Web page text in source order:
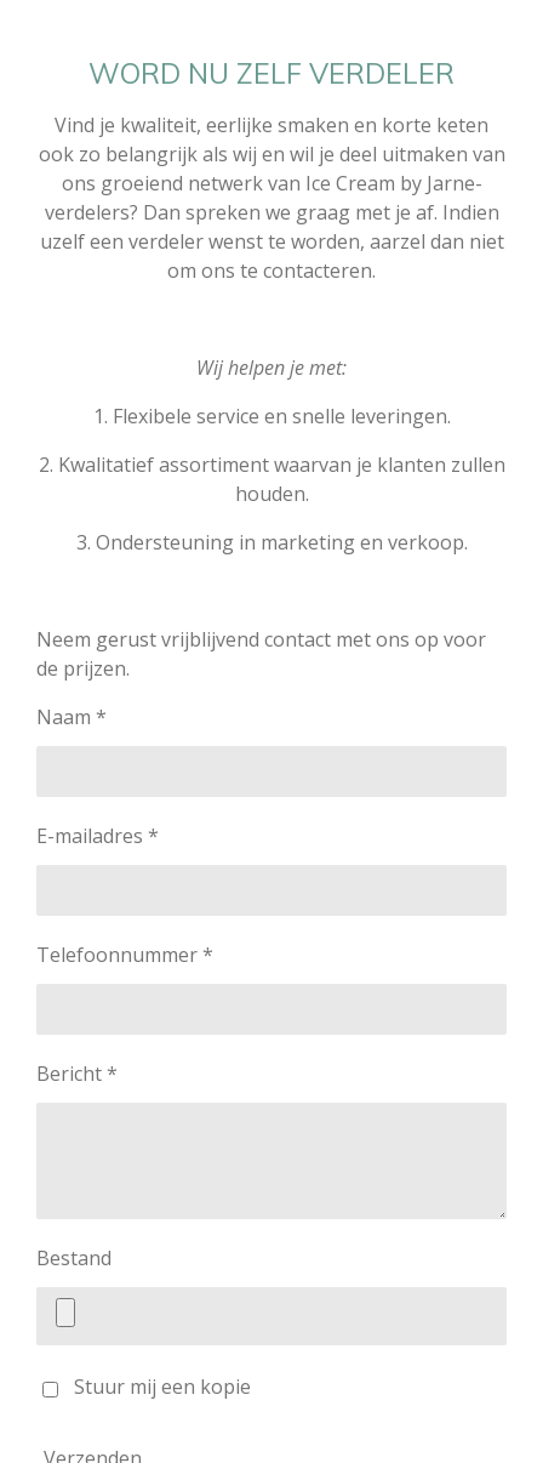
WORD NU ZELF VERDELER
Vind je kwaliteit, eerlijke smaken en korte keten
ook zo belangrijk als wij en wil je deel uitmaken van
ons groeiend netwerk van Ice Cream by Jarne-
verdelers?​ Dan spreken we graag met je af. Indien
uzelf een verdeler wenst te worden, aarzel dan niet
om ons te contacteren.
Wij helpen je met:
1. Flexibele service en snelle leveringen.
2. Kwalitatief assortiment waarvan je klanten zullen
houden.
3. Ondersteuning in marketing en verkoop.
Neem gerust vrijblijvend contact met ons op voor
de prijzen.
Naam *
E-mailadres *
Telefoonnummer *
Bericht *
Bestand
Stuur mij een kopie